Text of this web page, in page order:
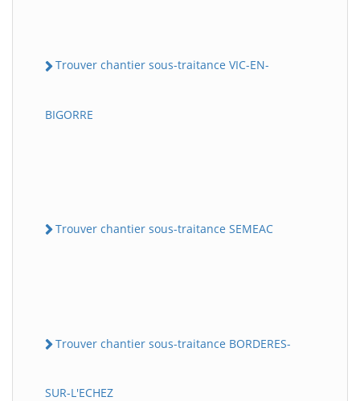
Trouver chantier sous-traitance VIC-EN-
BIGORRE
Trouver chantier sous-traitance SEMEAC
Trouver chantier sous-traitance BORDERES-
SUR-L'ECHEZ